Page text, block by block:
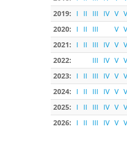
2019:
I II III IV V
2020:
I II III V
2021:
I II III IV V
2022:
III IV V
2023:
I II III IV V
2024:
I II III IV V
2025:
I II III IV V
2026:
I II III IV V